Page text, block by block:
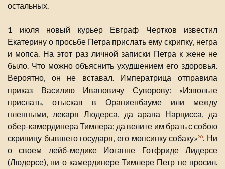
остальных.
1 июля новый курьер Евграф Чертков известил
Екатерину о просьбе Петра прислать ему скрипку, негра
и мопса. На этот раз личной записки Петра к жене не
было. Что можно объяснить ухудшением его здоровья.
Вероятно, он не вставал. Императрица отправила
приказ Василию Ивановичу Суворову: «Извольте
прислать, отыскав в Ораниенбауме или между
пленными, лекаря Людерса, да арапа Нарцисса, да
обер-камердинера Тимлера; да велите им брать с собою
скрипицу бывшего государя, его мопсинку собаку»26. Ни
о своем лейб-медике Иоганне Готфриде Лидерсе
(Людерсе), ни о камердинере Тимлере Петр не просил.